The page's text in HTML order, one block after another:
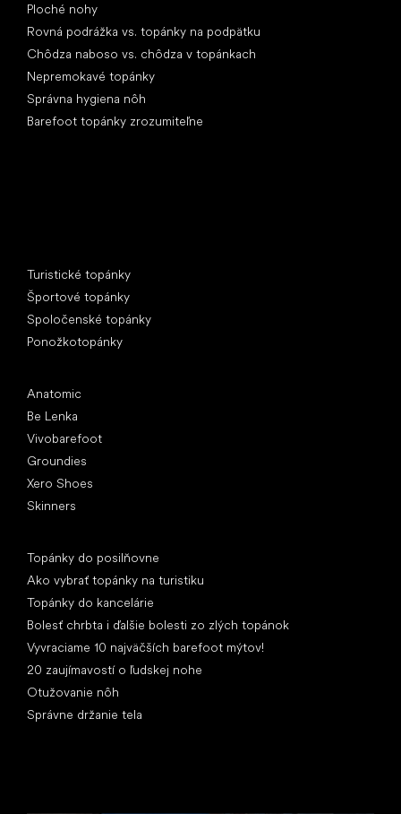
Ploché nohy
Rovná podrážka vs. topánky na podpätku
Chôdza naboso vs. chôdza v topánkach
Nepremokavé topánky
Správna hygiena nôh
Barefoot topánky zrozumiteľne
Turistické topánky
Športové topánky
Spoločenské topánky
Ponožkotopánky
Anatomic
Be Lenka
Vivobarefoot
Groundies
Xero Shoes
Skinners
Topánky do posilňovne
Ako vybrať topánky na turistiku
Topánky do kancelárie
Bolesť chrbta i ďalšie bolesti zo zlých topánok
Vyvraciame 10 najväčších barefoot mýtov!
20 zaujímavostí o ľudskej nohe
Otužovanie nôh
Správne držanie tela